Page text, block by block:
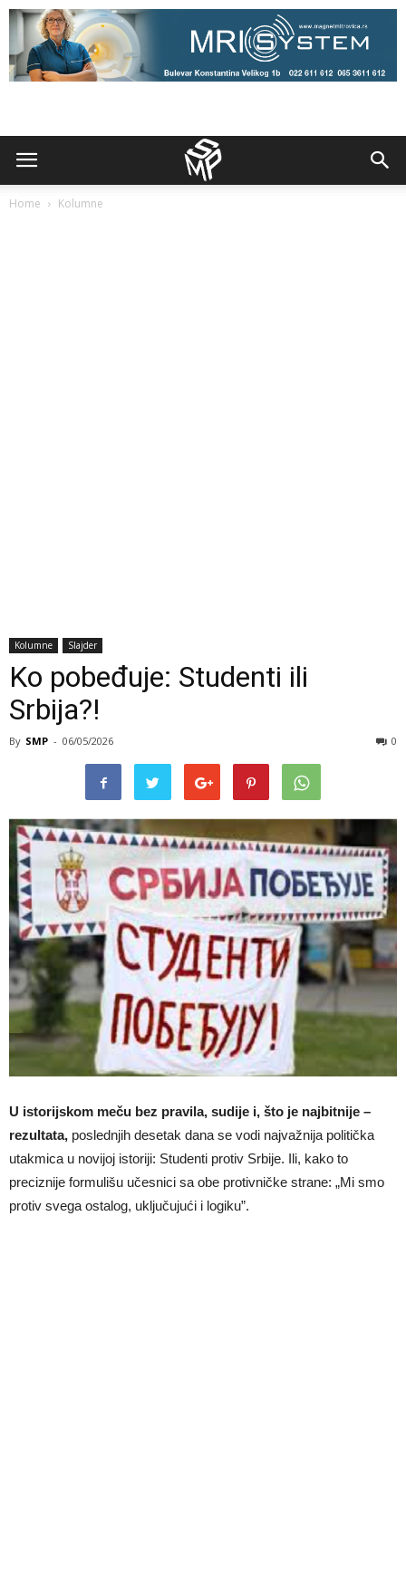
Home Kolumne
Kolumne Slajder
Ko pobeđuje: Studenti ili
Srbija?!
By SMP - 06/05/2026 0
U istorijskom meču bez pravila, sudije i, što je najbitnije –
rezultata, poslednjih desetak dana se vodi najvažnija politička
utakmica u novijoj istoriji: Studenti protiv Srbije. Ili, kako to
preciznije formulišu učesnici sa obe protivničke strane: „Mi smo
protiv svega ostalog, uključujući i logiku”.